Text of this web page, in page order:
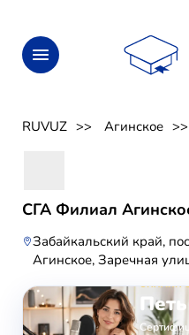
RUVUZ Агинское
СГА Филиал
Забайкальский край,
Агинское, Заречная
ОНЛАЙН-